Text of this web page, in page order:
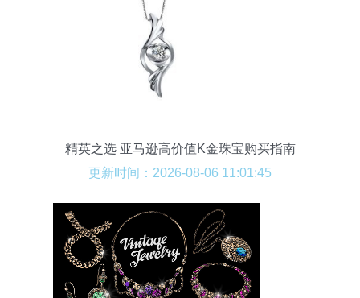
精英之选 亚马逊高价值K金珠宝购买指南
更新时间：2026-08-06 11:01:45